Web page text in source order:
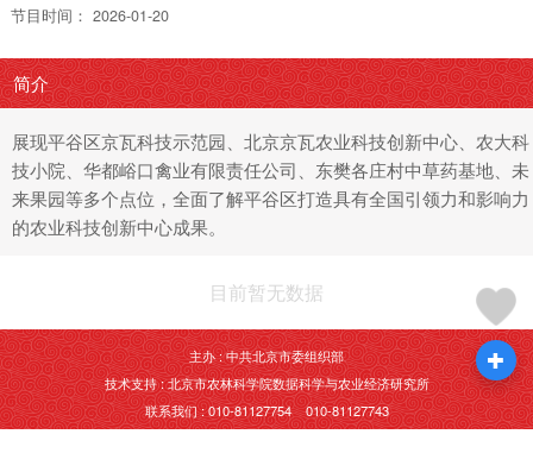
节目时间： 2026-01-20
简介
展现平谷区京瓦科技示范园、北京京瓦农业科技创新中心、农大科
技小院、华都峪口禽业有限责任公司、东樊各庄村中草药基地、未
来果园等多个点位，全面了解平谷区打造具有全国引领力和影响力
的农业科技创新中心成果。
目前暂无数据
主办 : 中共北京市委组织部
技术支持 : 北京市农林科学院数据科学与农业经济研究所
联系我们 : 010-81127754 010-81127743